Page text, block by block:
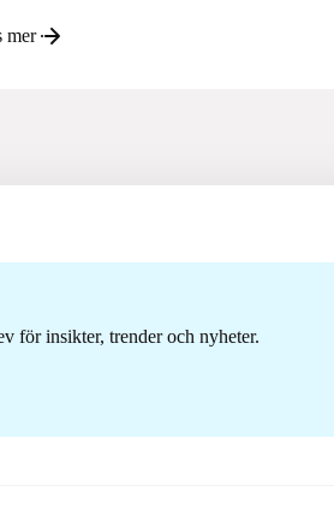
mer
för insikter, trender och nyheter.